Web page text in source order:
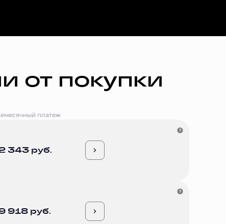
от покупки
платеж
343 руб.
918 руб.